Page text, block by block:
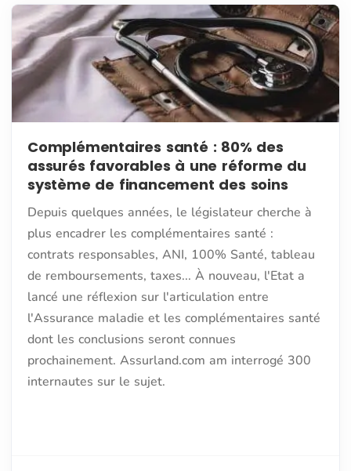
Complémentaires santé : 80% des
assurés favorables à une réforme du
système de financement des soins
Depuis quelques années, le législateur cherche à
plus encadrer les complémentaires santé :
contrats responsables, ANI, 100% Santé, tableau
de remboursements, taxes... À nouveau, l'Etat a
lancé une réflexion sur l'articulation entre
l'Assurance maladie et les complémentaires santé
dont les conclusions seront connues
prochainement. Assurland.com am interrogé 300
internautes sur le sujet.